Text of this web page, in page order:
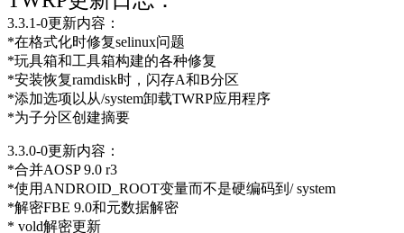
3.3.1-0更新内容：
*在格式化时修复selinux问题
*玩具箱和工具箱构建的各种修复
*安装恢复ramdisk时，闪存A和B分区
*添加选项以从/system卸载TWRP应用程序
*为子分区创建摘要
3.3.0-0更新内容：
*合并AOSP 9.0 r3
*使用ANDROID_ROOT变量而不是硬编码到/ system
*解密FBE 9.0和元数据解密
* vold解密更新